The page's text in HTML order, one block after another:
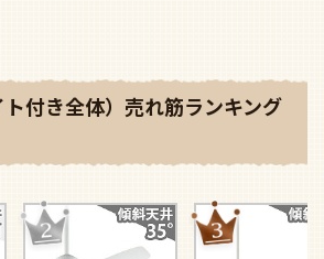
付き全体）売れ筋ランキング